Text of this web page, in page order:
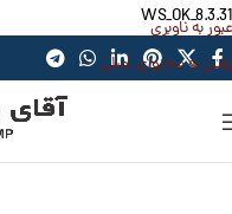
WS_OK_8.3.31
عبور به ناوبری
رفتن به محتوای اصلی